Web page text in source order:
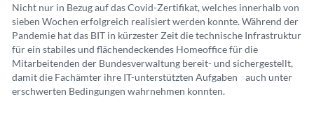
Nicht nur in Bezug auf das Covid-Zertifikat, welches innerhalb von
sieben Wochen erfolgreich realisiert werden konnte. Während der
Pandemie hat das BIT in kürzester Zeit die technische Infrastruktur
für ein stabiles und flächendeckendes Homeoffice für die
Mitarbeitenden der Bundesverwaltung bereit- und sichergestellt,
damit die Fachämter ihre IT-unterstützten Aufgaben auch unter
erschwerten Bedingungen wahrnehmen konnten.